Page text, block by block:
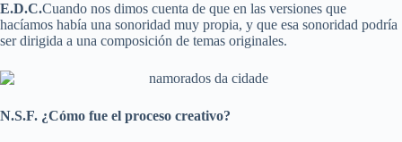
E.D.C.Cuando nos dimos cuenta de que en las versiones que
hacíamos había una sonoridad muy propia, y que esa sonoridad podría
ser dirigida a una composición de temas originales.
N.S.F. ¿Cómo fue el proceso creativo?